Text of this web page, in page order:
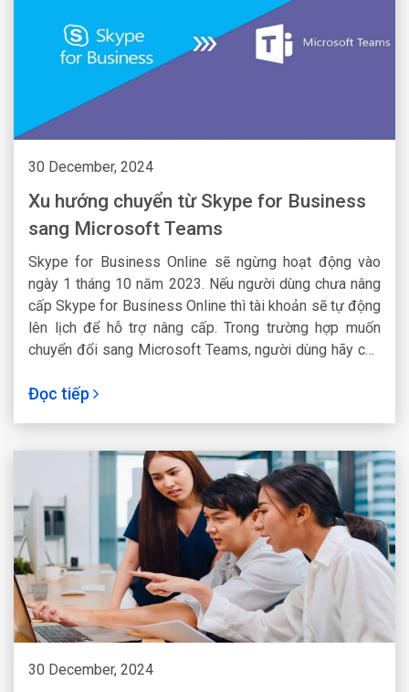
30 December, 2024
Xu hướng chuyển từ Skype for Business
sang Microsoft Teams
Skype for Business Online sẽ ngừng hoạt động vào
ngày 1 tháng 10 năm 2023. Nếu người dùng chưa nâng
cấp Skype for Business Online thì tài khoản sẽ tự động
lên lịch để hỗ trợ nâng cấp. Trong trường hợp muốn
chuyển đổi sang Microsoft Teams, người dùng hãy chủ
Đọc tiếp
30 December, 2024